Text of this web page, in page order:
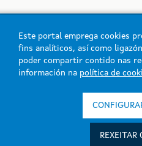
Logo da Xunta de
Este portal emprega cookies
fins analíticos, así como
poder compartir contido nas
información na política de
REXEITAR